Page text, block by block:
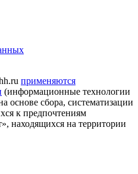
применяются
(информационные технологии
основе сбора, систематизации
к предпочтениям
находящихся на территории